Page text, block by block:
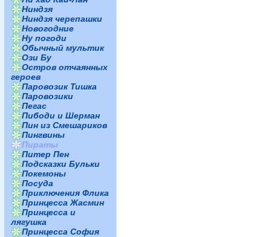
Ниндзя
Ниндзя черепашки
Новогодние
Ну погоди
Обычный мультик
Ози Бу
Остров отчаянных
героев
Паровозик Тишка
Паровозики
Пегас
Пибоди и Шерман
Пин из Смешариков
Пингвины
Пираты
Питер Пен
Подсказки Бульки
Покемоны
Посуда
Приключения Флика
Принцесса Жасмин
Принцесса и
лягушка
Принцесса София